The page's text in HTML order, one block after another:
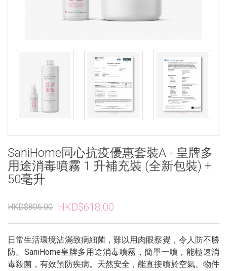
SaniHome同心抗疫優惠套裝A - 皇牌多
用途消毒噴霧 1 升補充裝 (全新包裝) +
50毫升
HKD$806.00 HKD$618.00
日常生活環境沾滿致病細菌，難以用肉眼察覺，令人防不勝
防。SaniHome皇牌多用途消毒噴霧，簡單一噴，能極速消
毒殺菌，有效預防疾病。天然安全，能直接噴於空氣、物件